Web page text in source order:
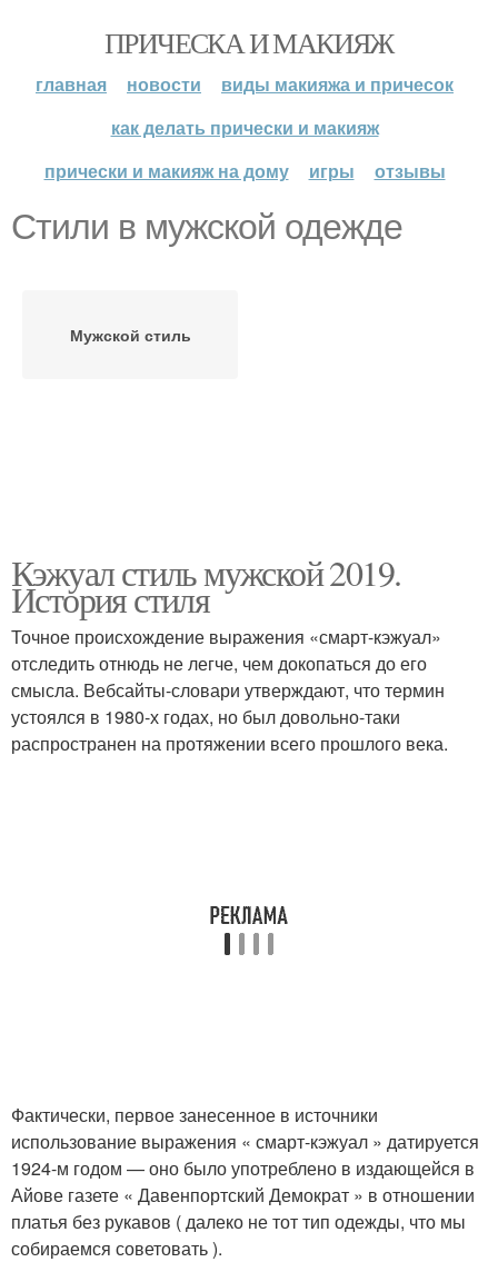
ПРИЧЕСКА И МАКИЯЖ
главная новости
виды макияжа и причесок
как делать прически и макияж
прически и макияж на дому
игры отзывы
Стили в мужской одежде
Мужской стиль
Кэжуал стиль мужской 2019.
История стиля
Точное происхождение выражения «смарт-кэжуал»
отследить отнюдь не легче, чем докопаться до его
смысла. Вебсайты-словари утверждают, что термин
устоялся в 1980-х годах, но был довольно-таки
распространен на протяжении всего прошлого века.
Фактически, первое занесенное в источники
использование выражения « смарт-кэжуал » датируется
1924-м годом — оно было употреблено в издающейся в
Айове газете « Давенпортский Демократ » в отношении
платья без рукавов ( далеко не тот тип одежды, что мы
собираемся советовать ).